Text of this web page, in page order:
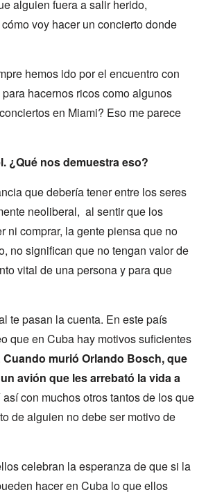
alguien fuera a salir herido,
voy hacer un concierto donde
hemos ido por el encuentro con
hacernos ricos como algunos
en Miami? Eso me parece
¿Qué nos demuestra eso?
que debería tener entre los seres
neoliberal, al sentir que los
ni comprar, la gente piensa que no
no significan que no tengan valor de
vital de una persona y para que
te pasan la cuenta. En este país
que en Cuba hay motivos suficientes
Cuando murió Orlando Bosch, que
avión que les arrebató la vida a
así con muchos otros tantos de los que
de alguien no debe ser motivo de
celebran la esperanza de que si la
hacer en Cuba lo que ellos